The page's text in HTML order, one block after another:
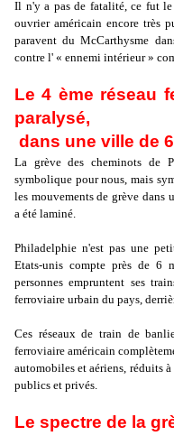
Il n'y a pas de fatalité, ce fut le
ouvrier américain encore très
paravent du McCarthysme
contre l' « ennemi intérieur »
Le 4 ème réseau
paralysé,
dans une ville de
La grève des cheminots de
symbolique pour nous, mais
les mouvements de grève
a été laminé.
Philadelphie n'est pas une
Etats-unis compte près de 6
personnes empruntent ses
ferroviaire urbain du pays,
Ces réseaux de train de
ferroviaire américain
automobiles et aériens, réduits
publics et privés.
Le spectre de la